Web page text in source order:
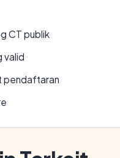
CT publik
valid
pendaftaran